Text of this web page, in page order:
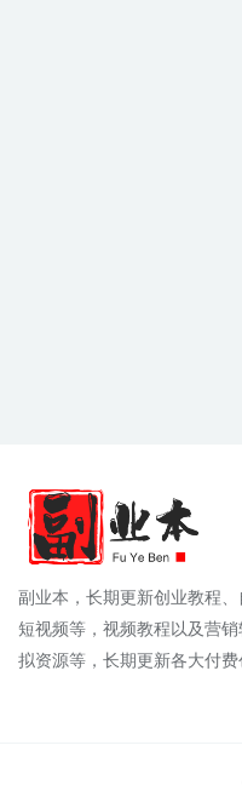
副业本，长期更新创业教程
短视频等，视频教程以及营
拟资源等，长期更新各大付费